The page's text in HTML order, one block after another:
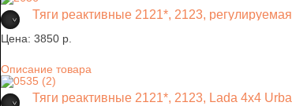
Тяги реактивные 2121*, 2123,
Цена: 3850 p.
Описание товара
Тяги реактивные 2121*, 2123, Lada 4x4